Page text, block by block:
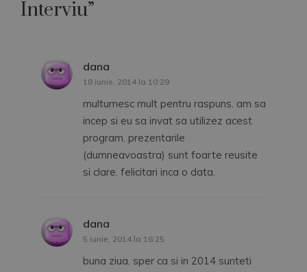
Interviu”
dana
18 iunie, 2014 la 10:29
multumesc mult pentru raspuns. am sa
incep si eu sa invat sa utilizez acest
program. prezentarile
(dumneavoastra) sunt foarte reusite
si clare. felicitari inca o data.
dana
5 iunie, 2014 la 16:25
buna ziua. sper ca si in 2014 sunteti